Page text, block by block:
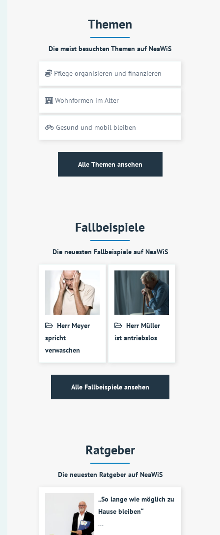
Themen
Die meist besuchten Themen auf NeaWiS
Pflege organisieren und finanzieren
Wohnformen im Alter
Gesund und mobil bleiben
Alle Themen ansehen
Fallbeispiele
Die neuesten Fallbeispiele auf NeaWiS
Herr Meyer
spricht
verwaschen
Herr Müller
ist antriebslos
Alle Fallbeispiele ansehen
Ratgeber
Die neuesten Ratgeber auf NeaWiS
„So lange wie möglich zu
Hause bleiben“
...